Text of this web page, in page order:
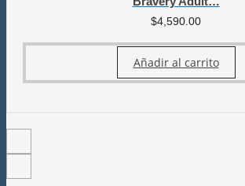
$4,590.00
Añadir al carrito